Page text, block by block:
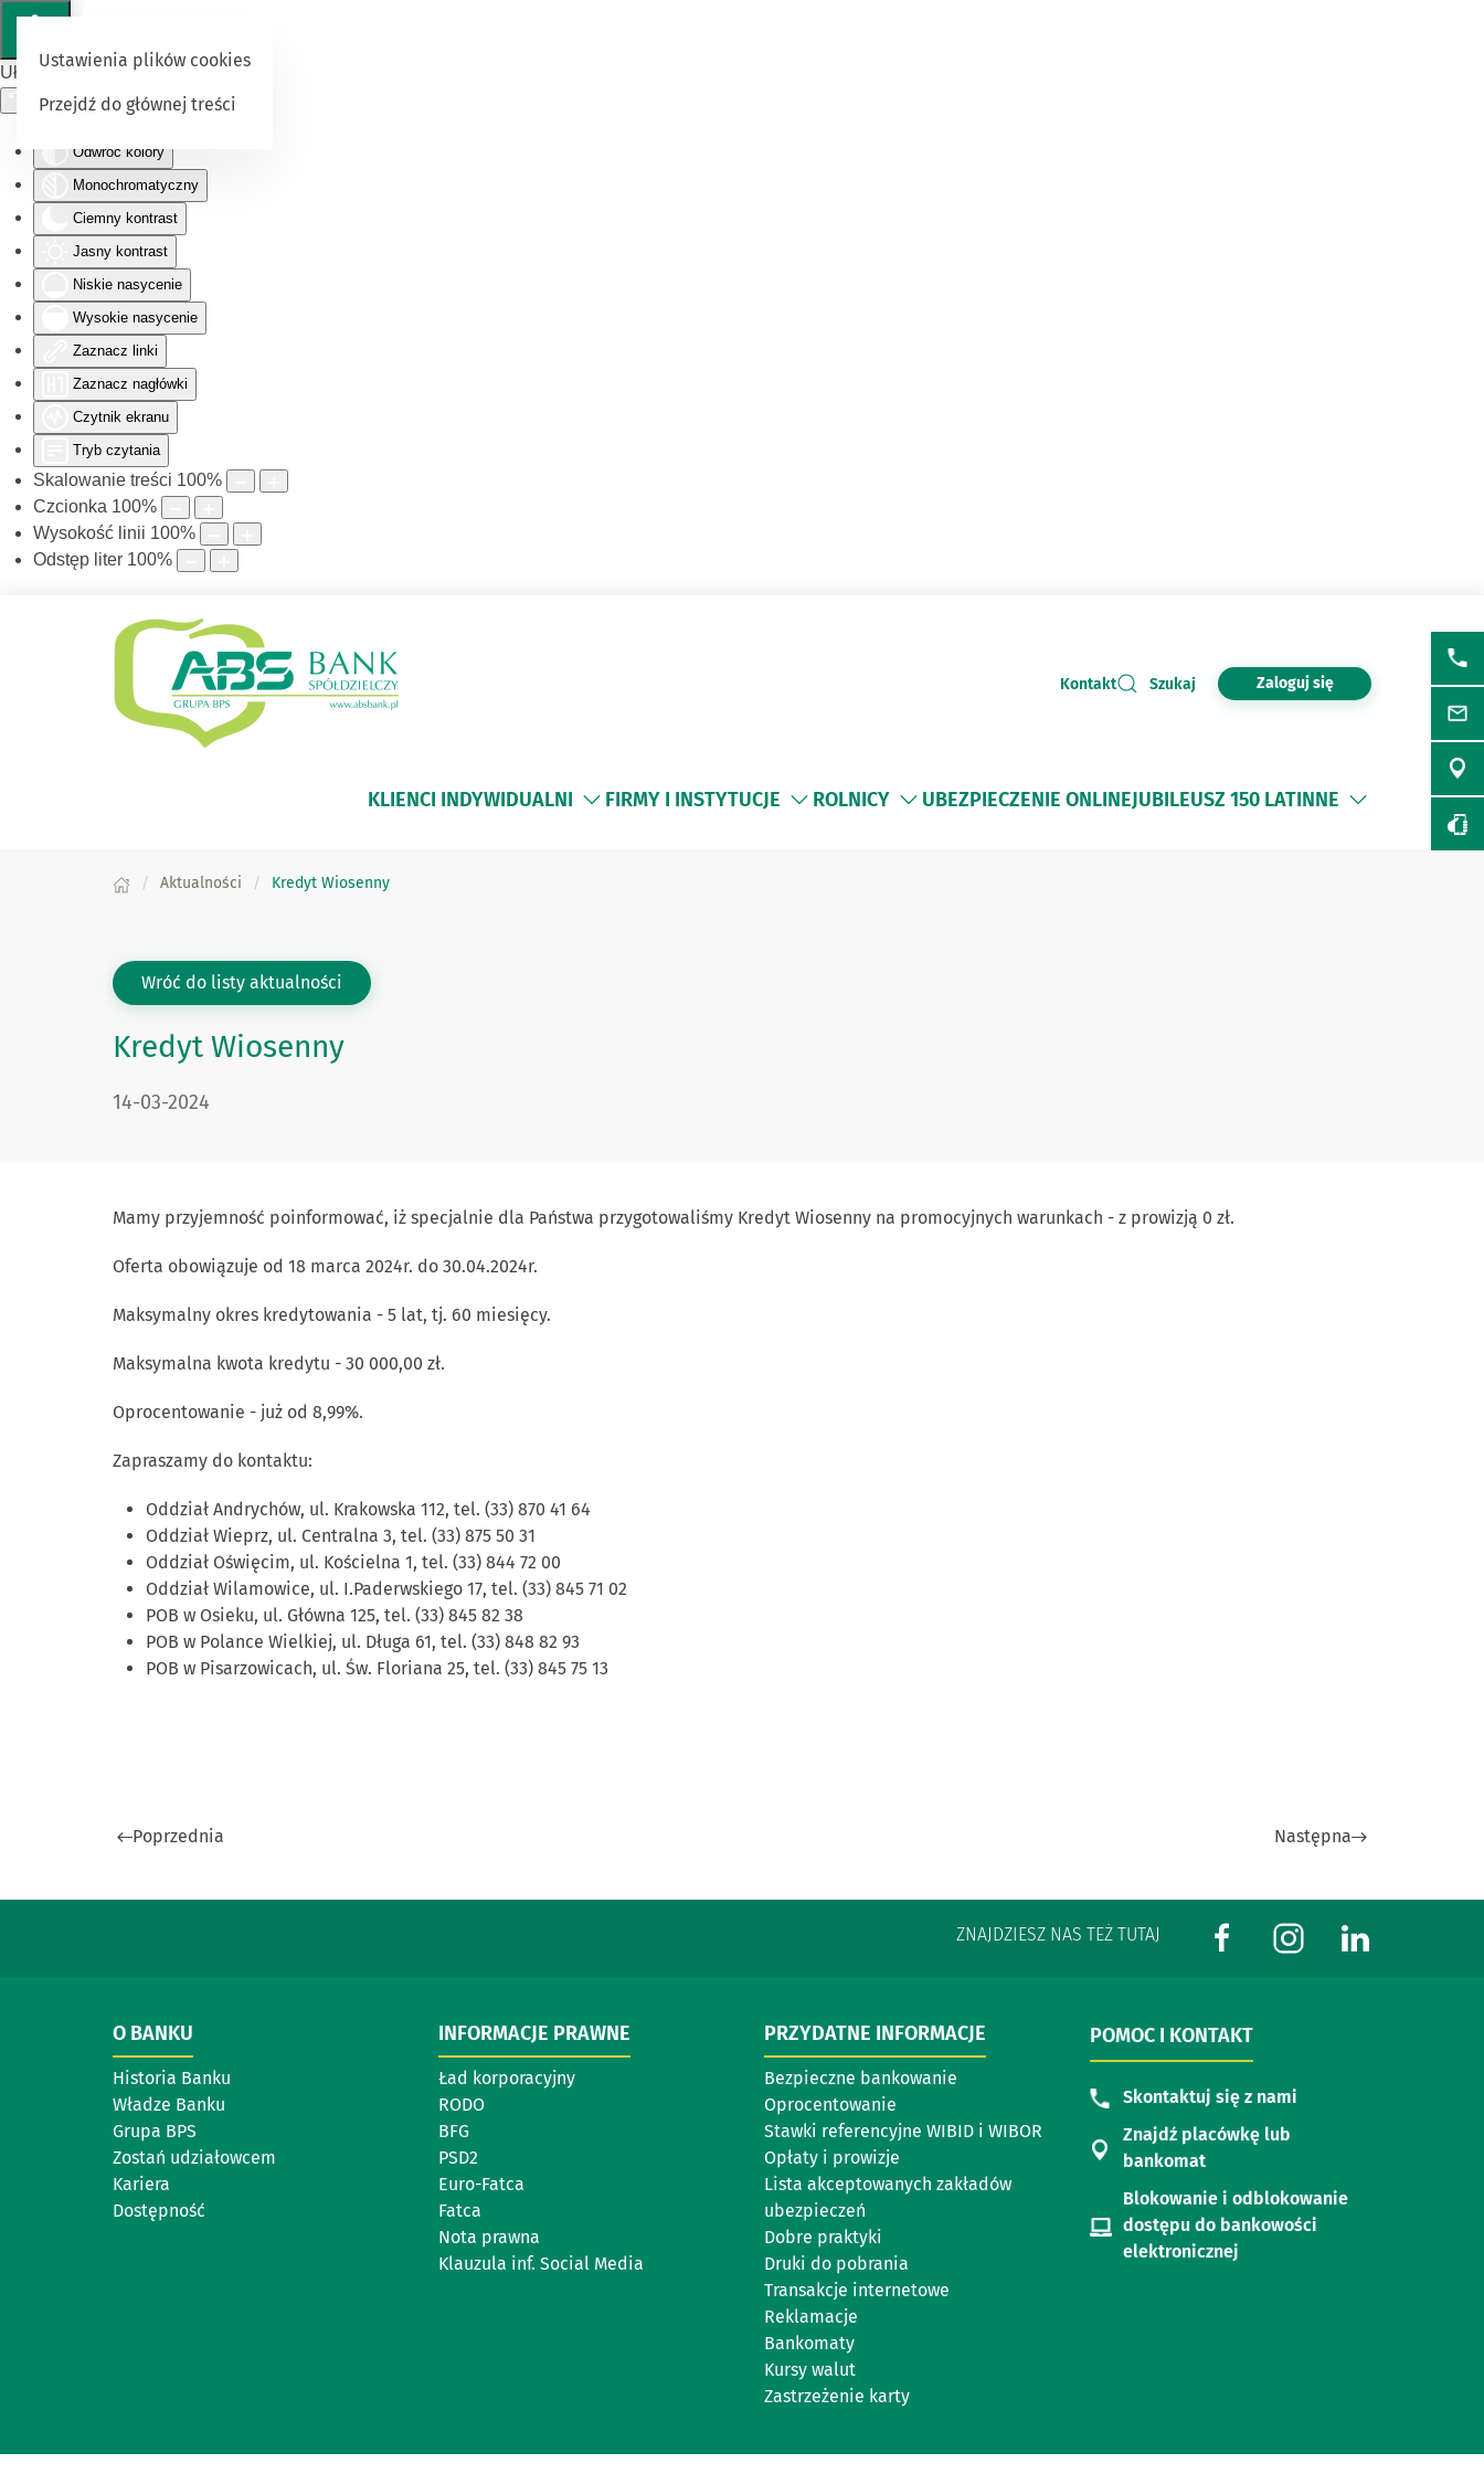
Ułatwienia dostępu
Odwróć kolory
Monochromatyczny
Ciemny kontrast
Jasny kontrast
Niskie nasycenie
Wysokie nasycenie
Zaznacz linki
Zaznacz nagłówki
Czytnik ekranu
Tryb czytania
Skalowanie treści 100%
Czcionka 100%
Wysokość linii 100%
Odstęp liter 100%
Ustawienia plików cookies
Przejdź do głównej treści
Kontakt Szukaj Zaloguj się
KLIENCI INDYWIDUALNI FIRMY I INSTYTUCJE ROLNICY UBEZPIECZENIE ONLINEJUBILEUSZ 150 LATINNE
Aktualności Kredyt Wiosenny
Wróć do listy aktualności
Kredyt Wiosenny
DATA PUBLIKACJI:
14-03-2024
Mamy przyjemność poinformować, iż specjalnie dla Państwa przygotowaliśmy Kredyt Wiosenny na promocyjnych warunkach - z prowizją 0 zł.
Oferta obowiązuje od 18 marca 2024r. do 30.04.2024r.
Maksymalny okres kredytowania - 5 lat, tj. 60 miesięcy.
Maksymalna kwota kredytu - 30 000,00 zł.
Oprocentowanie - już od 8,99%.
Zapraszamy do kontaktu:
Oddział Andrychów, ul. Krakowska 112, tel. (33) 870 41 64
Oddział Wieprz, ul. Centralna 3, tel. (33) 875 50 31
Oddział Oświęcim, ul. Kościelna 1, tel. (33) 844 72 00
Oddział Wilamowice, ul. I.Paderwskiego 17, tel. (33) 845 71 02
POB w Osieku, ul. Główna 125, tel. (33) 845 82 38
POB w Polance Wielkiej, ul. Długa 61, tel. (33) 848 82 93
POB w Pisarzowicach, ul. Św. Floriana 25, tel. (33) 845 75 13
Poprzednia Następna
ZNAJDZIESZ NAS TEŻ TUTAJ
O BANKU
Historia Banku
Władze Banku
Grupa BPS
Zostań udziałowcem
Kariera
Dostępność
INFORMACJE PRAWNE
Ład korporacyjny
RODO
BFG
PSD2
Euro-Fatca
Fatca
Nota prawna
Klauzula inf. Social Media
PRZYDATNE INFORMACJE
Bezpieczne bankowanie
Oprocentowanie
Stawki referencyjne WIBID i WIBOR
Opłaty i prowizje
Lista akceptowanych zakładów
ubezpieczeń
Dobre praktyki
Druki do pobrania
Transakcje internetowe
Reklamacje
Bankomaty
Kursy walut
Zastrzeżenie karty
POMOC I KONTAKT
Skontaktuj się z nami
Znajdź placówkę lub
bankomat
Blokowanie i odblokowanie
dostępu do bankowości
elektronicznej